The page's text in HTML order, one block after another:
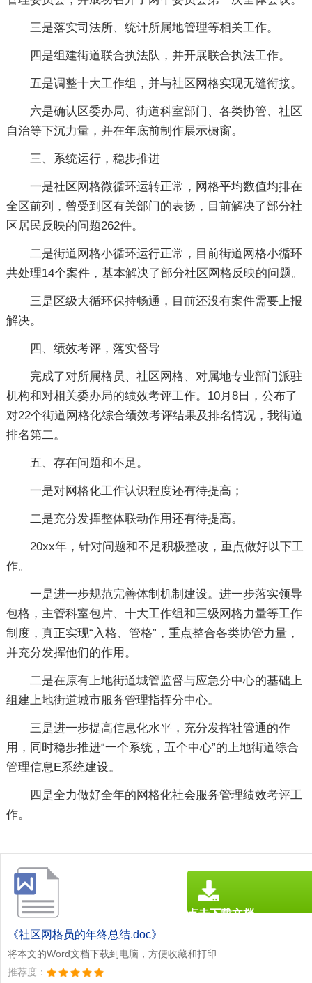
三是落实司法所、统计所属地管理等相关工作。
四是组建街道联合执法队，并开展联合执法工作。
五是调整十大工作组，并与社区网格实现无缝衔接。
六是确认区委办局、街道科室部门、各类协管、社区
自治等下沉力量，并在年底前制作展示橱窗。
三、系统运行，稳步推进
一是社区网格微循环运转正常，网格平均数值均排在
全区前列，曾受到区有关部门的表扬，目前解决了部分社
区居民反映的问题262件。
二是街道网格小循环运行正常，目前街道网格小循环
共处理14个案件，基本解决了部分社区网格反映的问题。
三是区级大循环保持畅通，目前还没有案件需要上报
解决。
四、绩效考评，落实督导
完成了对所属格员、社区网格、对属地专业部门派驻
机构和对相关委办局的绩效考评工作。10月8日，公布了
对22个街道网格化综合绩效考评结果及排名情况，我街道
排名第二。
五、存在问题和不足。
一是对网格化工作认识程度还有待提高；
二是充分发挥整体联动作用还有待提高。
20xx年，针对问题和不足积极整改，重点做好以下工
作。
一是进一步规范完善体制机制建设。进一步落实领导
包格，主管科室包片、十大工作组和三级网格力量等工作
制度，真正实现“入格、管格”，重点整合各类协管力量，
并充分发挥他们的作用。
二是在原有上地街道城管监督与应急分中心的基础上
组建上地街道城市服务管理指挥分中心。
三是进一步提高信息化水平，充分发挥社管通的作
用，同时稳步推进“一个系统，五个中心”的上地街道综合
管理信息E系统建设。
四是全力做好全年的网格化社会服务管理绩效考评工
作。
《社区网格员的年终总结.doc》
将本文的Word文档下载到电脑，方便收藏和打印
推荐度：
点击下载文档